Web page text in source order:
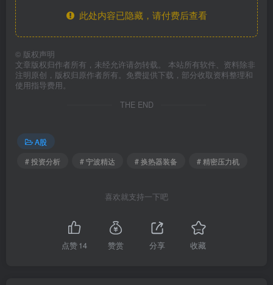
此处内容已隐藏，请付费后查看
© 版权声明
文章版权归作者所有，未经允许请勿转载。 本站所有软件、资料除非
注明原创，版权归原作者所有。免费提供下载，部分收取资料整理和
使用指导费用。
THE END
A股
# 投资分析
# 宁波精达 # 换热器装备 # 精密压力机
喜欢就支持一下吧
点赞14 赞赏 分享 收藏